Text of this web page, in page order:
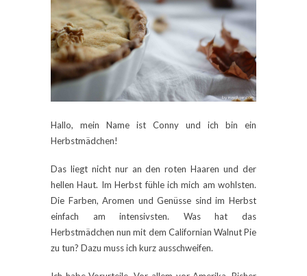
Hallo, mein Name ist Conny und ich bin ein
Herbstmädchen!
Das liegt nicht nur an den roten Haaren und der
hellen Haut. Im Herbst fühle ich mich am wohlsten.
Die Farben, Aromen und Genüsse sind im Herbst
einfach am intensivsten. Was hat das
Herbstmädchen nun mit dem Californian Walnut Pie
zu tun? Dazu muss ich kurz ausschweifen.